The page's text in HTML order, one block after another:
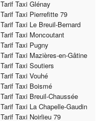
Tarif Taxi Glénay
Tarif Taxi Pierrefitte 79
Tarif Taxi Le Breuil-Bernard
Tarif Taxi Moncoutant
Tarif Taxi Pugny
Tarif Taxi Mazières-en-Gâtine
Tarif Taxi Soutiers
Tarif Taxi Vouhé
Tarif Taxi Boismé
Tarif Taxi Breuil-Chaussée
Tarif Taxi La Chapelle-Gaudin
Tarif Taxi Noirlieu 79